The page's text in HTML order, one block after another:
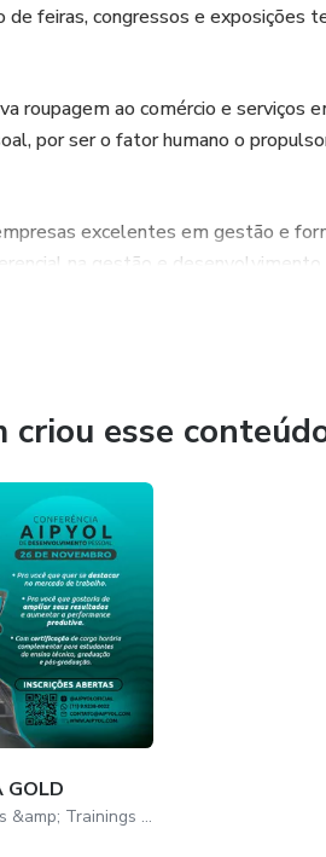
feiras, congressos e exposições
roupagem ao comércio e serviços
por ser o fator humano o
excelentes em gestão e
na gestão e desenvolvimento
esse
GOLD
Aipyol Partners &amp; Trainings LTDA